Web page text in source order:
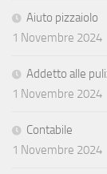
Aiuto pizzaiolo
1 Novembre 2024
Addetto alle
1 Novembre 2024
Contabile
1 Novembre 2024